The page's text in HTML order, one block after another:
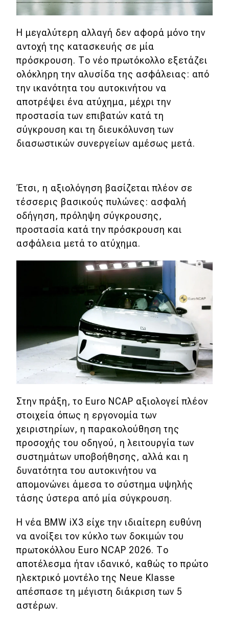
Classic
Νέα
Παρουσιάσεις
DRIVE Away
MOTO
Μεταχειρισμένο
Συμβουλές
Χρηστικά
Οδική βοήθεια
eDRIVE
DRIVE USED
Η μεγαλύτερη αλλαγή δεν αφορά μόνο την
αντοχή της κατασκευής σε μία
πρόσκρουση. Το νέο πρωτόκολλο εξετάζει
ολόκληρη την αλυσίδα της ασφάλειας: από
την ικανότητα του αυτοκινήτου να
αποτρέψει ένα ατύχημα, μέχρι την
προστασία των επιβατών κατά τη
σύγκρουση και τη διευκόλυνση των
διασωστικών συνεργείων αμέσως μετά.
Έτσι, η αξιολόγηση βασίζεται πλέον σε
τέσσερις βασικούς πυλώνες: ασφαλή
οδήγηση, πρόληψη σύγκρουσης,
προστασία κατά την πρόσκρουση και
ασφάλεια μετά το ατύχημα.
Στην πράξη, το Euro NCAP αξιολογεί πλέον
στοιχεία όπως η εργονομία των
χειριστηρίων, η παρακολούθηση της
προσοχής του οδηγού, η λειτουργία των
συστημάτων υποβοήθησης, αλλά και η
δυνατότητα του αυτοκινήτου να
απομονώνει άμεσα το σύστημα υψηλής
τάσης ύστερα από μία σύγκρουση.
Η νέα BMW iX3 είχε την ιδιαίτερη ευθύνη
να ανοίξει τον κύκλο των δοκιμών του
πρωτοκόλλου Euro NCAP 2026. Το
αποτέλεσμα ήταν ιδανικό, καθώς το πρώτο
ηλεκτρικό μοντέλο της Neue Klasse
απέσπασε τη μέγιστη διάκριση των 5
αστέρων.